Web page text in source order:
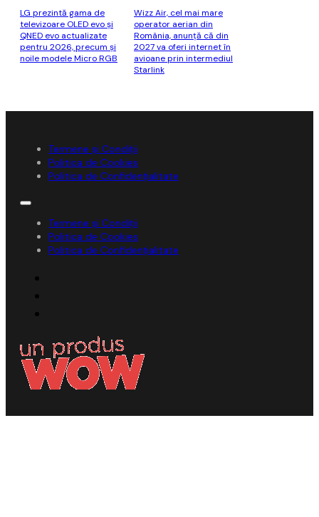
LG prezintă gama de
televizoare OLED evo și
QNED evo actualizate
pentru 2026, precum și
noile modele Micro RGB
Wizz Air, cel mai mare
operator aerian din
România, anunţă că din
2027 va oferi internet în
avioane prin intermediul
Starlink
Termene și Condiții
Politica de Cookies
Politica de Confidențialitate
Termene și Condiții
Politica de Cookies
Politica de Confidențialitate